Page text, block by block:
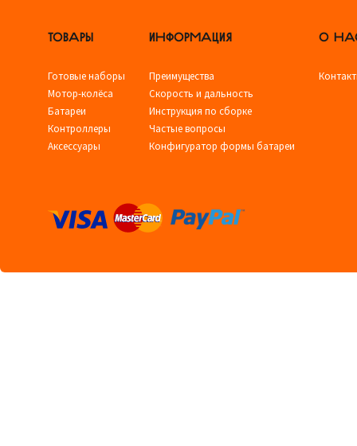
ТОВАРЫ
Готовые наборы
Мотор-колёса
Батареи
Контроллеры
Аксессуары
ИНФОРМАЦИЯ
Преимущества
Скорость и дальность
Инструкция по сборке
Частые вопросы
Конфигуратор формы батареи
О